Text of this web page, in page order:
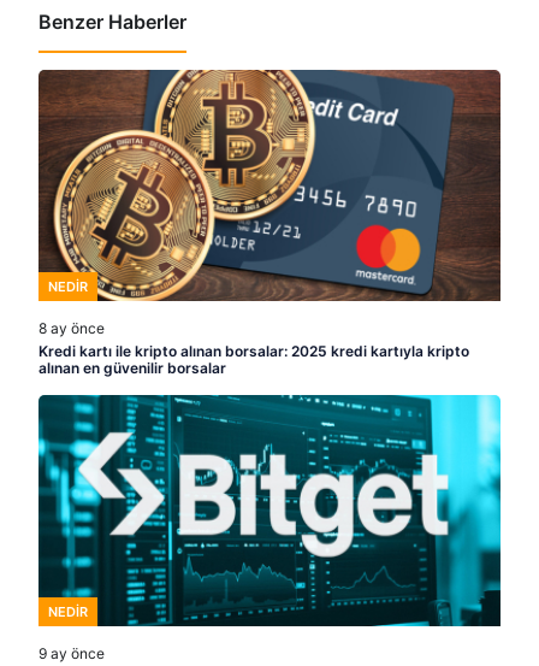
Benzer Haberler
NEDIR
8 ay önce
Kredi kartı ile kripto alınan borsalar: 2025 kredi kartıyla kripto
alınan en güvenilir borsalar
NEDIR
9 ay önce